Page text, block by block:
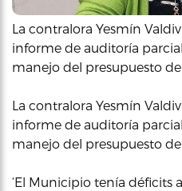
La contralora Yesmín
informe de auditoría
manejo del presupuesto
La contralora Yesmín
informe de auditoría
manejo del presupuesto
‘El Municipio tenía déficits